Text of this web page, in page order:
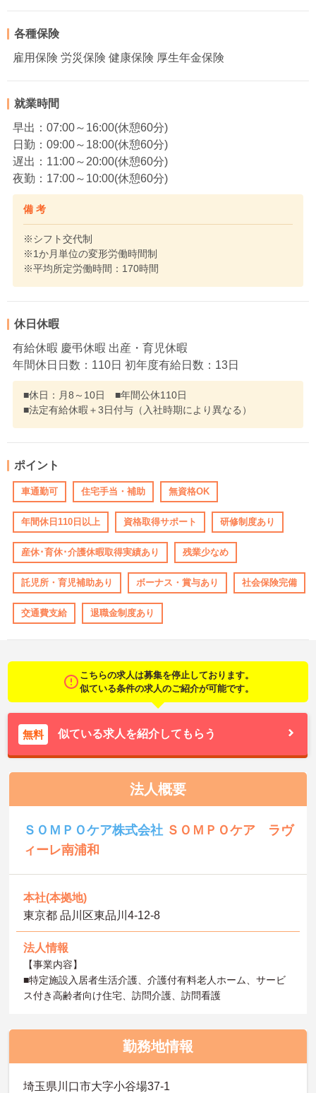
各種保険
雇用保険 労災保険 健康保険 厚生年金保険
就業時間
早出：07:00～16:00(休憩60分)
日勤：09:00～18:00(休憩60分)
遅出：11:00～20:00(休憩60分)
夜勤：17:00～10:00(休憩60分)
備 考
※シフト交代制
※1か月単位の変形労働時間制
※平均所定労働時間：170時間
休日休暇
有給休暇 慶弔休暇 出産・育児休暇
年間休日日数：110日 初年度有給日数：13日
■休日：月8～10日 ■年間公休110日
■法定有給休暇＋3日付与（入社時期により異なる）
ポイント
車通勤可 住宅手当・補助 無資格OK
年間休日110日以上 資格取得サポート 研修制度あり
産休･育休･介護休暇取得実績あり 残業少なめ
託児所・育児補助あり ボーナス・賞与あり 社会保険完備
交通費支給 退職金制度あり
こちらの求人は募集を停止しております。
似ている条件の求人のご紹介が可能です。
無料 似ている求人を紹介してもらう
法人概要
ＳＯＭＰＯケア株式会社 ＳＯＭＰＯケア ラヴ
ィーレ南浦和
本社(本拠地)
東京都 品川区東品川4-12-8
法人情報
【事業内容】
■特定施設入居者生活介護、介護付有料老人ホーム、サービ
ス付き高齢者向け住宅、訪問介護、訪問看護
勤務地情報
埼玉県川口市大字小谷場37-1